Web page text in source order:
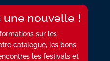
une nouvelle !
sur les
catalogue, les bons
les festivals et